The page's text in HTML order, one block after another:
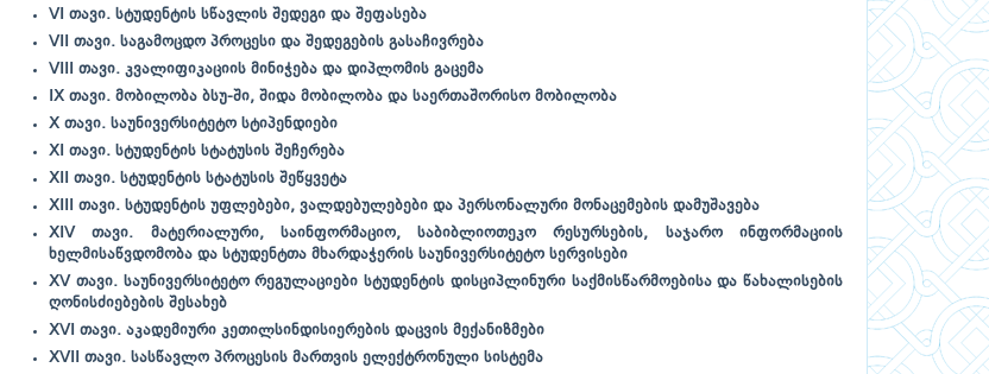
VI თავი. სტუდენტის სწავლის შედეგი და შეფასება
VII თავი. საგამოცდო პროცესი და შედეგების გასაჩივრება
VIII თავი. კვალიფიკაციის მინიჭება და დიპლომის გაცემა
IX თავი. მობილობა ბსუ-ში, შიდა მობილობა და საერთაშორისო მობილობა
X თავი. საუნივერსიტეტო სტიპენდიები
XI თავი. სტუდენტის სტატუსის შეჩერება
XII თავი. სტუდენტის სტატუსის შეწყვეტა
XIII თავი. სტუდენტის უფლებები, ვალდებულებები და პერსონალური მონაცემების დამუშავება
XIV თავი. მატერიალური, საინფორმაციო, საბიბლიოთეკო რესურსების, საჯარო ინფორმაციის
ხელმისაწვდომობა და სტუდენტთა მხარდაჭერის საუნივერსიტეტო სერვისები
XV თავი. საუნივერსიტეტო რეგულაციები სტუდენტის დისციპლინური საქმისწარმოებისა და წახალისების
ღონისძიებების შესახებ
XVI თავი. აკადემიური კეთილსინდისიერების დაცვის მექანიზმები
XVII თავი. სასწავლო პროცესის მართვის ელექტრონული სისტემა